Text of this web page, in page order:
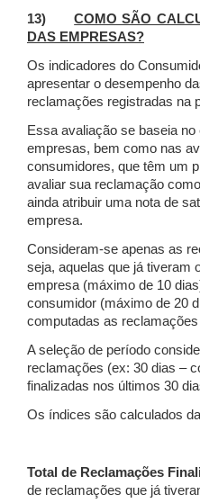
13)COMO SÃO
DAS EMPRESAS?
Os indicadores do
apresentar o desempenho
reclamações registradas na
Essa avaliação se baseia
empresas, bem como nas
consumidores, que têm um
avaliar sua reclamação como
ainda atribuir uma nota de
empresa.
Consideram-se apenas as
seja, aquelas que já tiveram
empresa (máximo de 10
consumidor (máximo de 20
computadas as reclamações
A seleção de período
reclamações (ex: 30 dias –
finalizadas nos últimos 30
Os índices são calculados
Total de Reclamações
de reclamações que já